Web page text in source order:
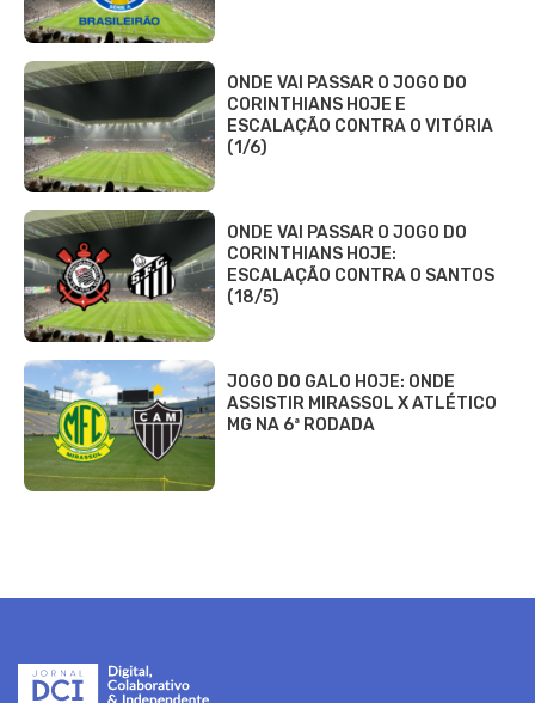
ONDE VAI PASSAR O JOGO DO
CORINTHIANS HOJE E
ESCALAÇÃO CONTRA O VITÓRIA
(1/6)
ONDE VAI PASSAR O JOGO DO
CORINTHIANS HOJE:
ESCALAÇÃO CONTRA O SANTOS
(18/5)
JOGO DO GALO HOJE: ONDE
ASSISTIR MIRASSOL X ATLÉTICO
MG NA 6ª RODADA